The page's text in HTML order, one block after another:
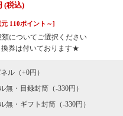
(税込)
110ポイント～]
についてご選択ください
券は付いております★
ル（+0円）
無・目録封筒（-330円）
無・ギフト封筒（-330円）